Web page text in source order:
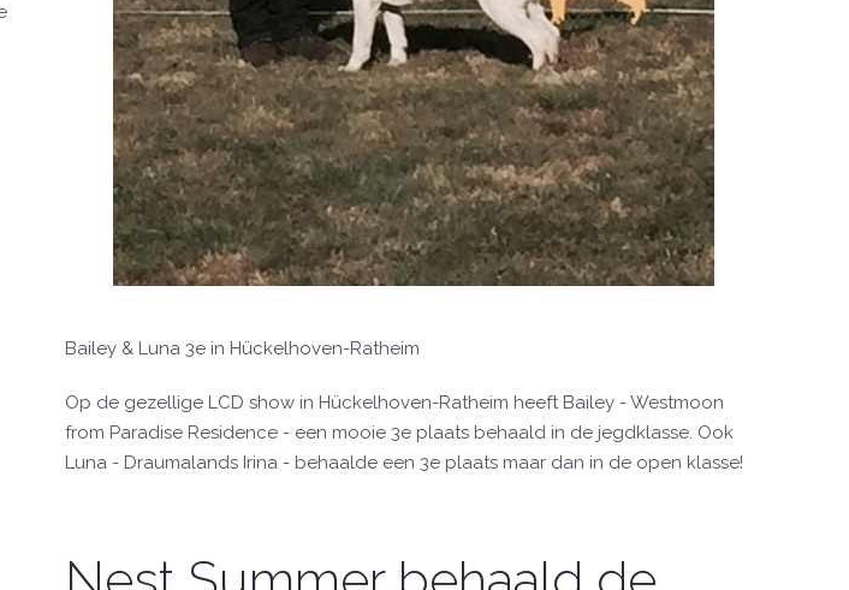
Bailey & Luna 3e in Hückelhoven-Ratheim
Op de gezellige LCD show in Hückelhoven-Ratheim heeft Bailey - Westmoon
from Paradise Residence - een mooie 3e plaats behaald in de jegdklasse. Ook
Luna - Draumalands Irina - behaalde een 3e plaats maar dan in de open klasse!